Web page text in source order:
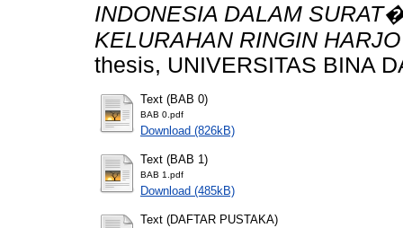
INDONESIA DALAM
KELURAHAN RINGIN
thesis, UNIVERSITAS BINA
Text (BAB 0)
BAB 0.pdf
Download (826kB)
Text (BAB 1)
BAB 1.pdf
Download (485kB)
Text (DAFTAR PUSTAKA)